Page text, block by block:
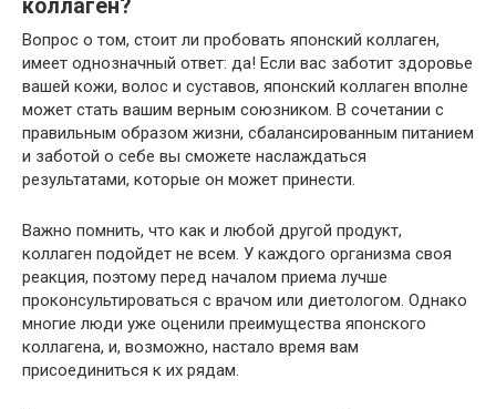
коллаген?
Вопрос о том, стоит ли пробовать японский коллаген,
имеет однозначный ответ: да! Если вас заботит здоровье
вашей кожи, волос и суставов, японский коллаген вполне
может стать вашим верным союзником. В сочетании с
правильным образом жизни, сбалансированным питанием
и заботой о себе вы сможете наслаждаться
результатами, которые он может принести.
Важно помнить, что как и любой другой продукт,
коллаген подойдет не всем. У каждого организма своя
реакция, поэтому перед началом приема лучше
проконсультироваться с врачом или диетологом. Однако
многие люди уже оценили преимущества японского
коллагена, и, возможно, настало время вам
присоединиться к их рядам.